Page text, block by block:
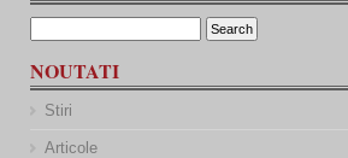
NOUTATI
Stiri
Articole